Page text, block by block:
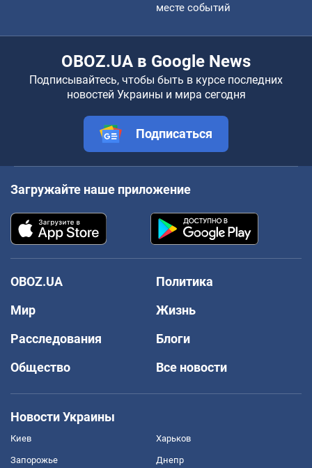
месте событий
OBOZ.UA в Google News
Подписывайтесь, чтобы быть в курсе последних
новостей Украины и мира сегодня
Подписаться
Загружайте наше приложение
OBOZ.UA
Политика
Мир
Жизнь
Расследования
Блоги
Общество
Все новости
Новости Украины
Киев Харьков
Запорожье Днепр